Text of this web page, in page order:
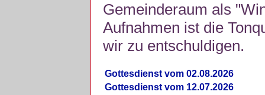
Gemeinderaum als
Aufnahmen ist die
wir zu entschuldigen.
Gottesdienst vom 02.08.2026
Gottesdienst vom 12.07.2026